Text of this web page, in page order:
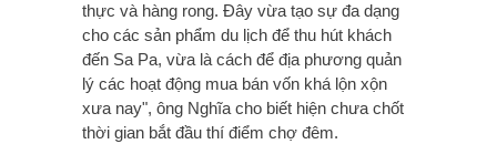
thực và hàng rong. Đây vừa tạo sự đa dạng
cho các sản phẩm du lịch để thu hút khách
đến Sa Pa, vừa là cách để địa phương quản
lý các hoạt động mua bán vốn khá lộn xộn
xưa nay", ông Nghĩa cho biết hiện chưa chốt
thời gian bắt đầu thí điểm chợ đêm.